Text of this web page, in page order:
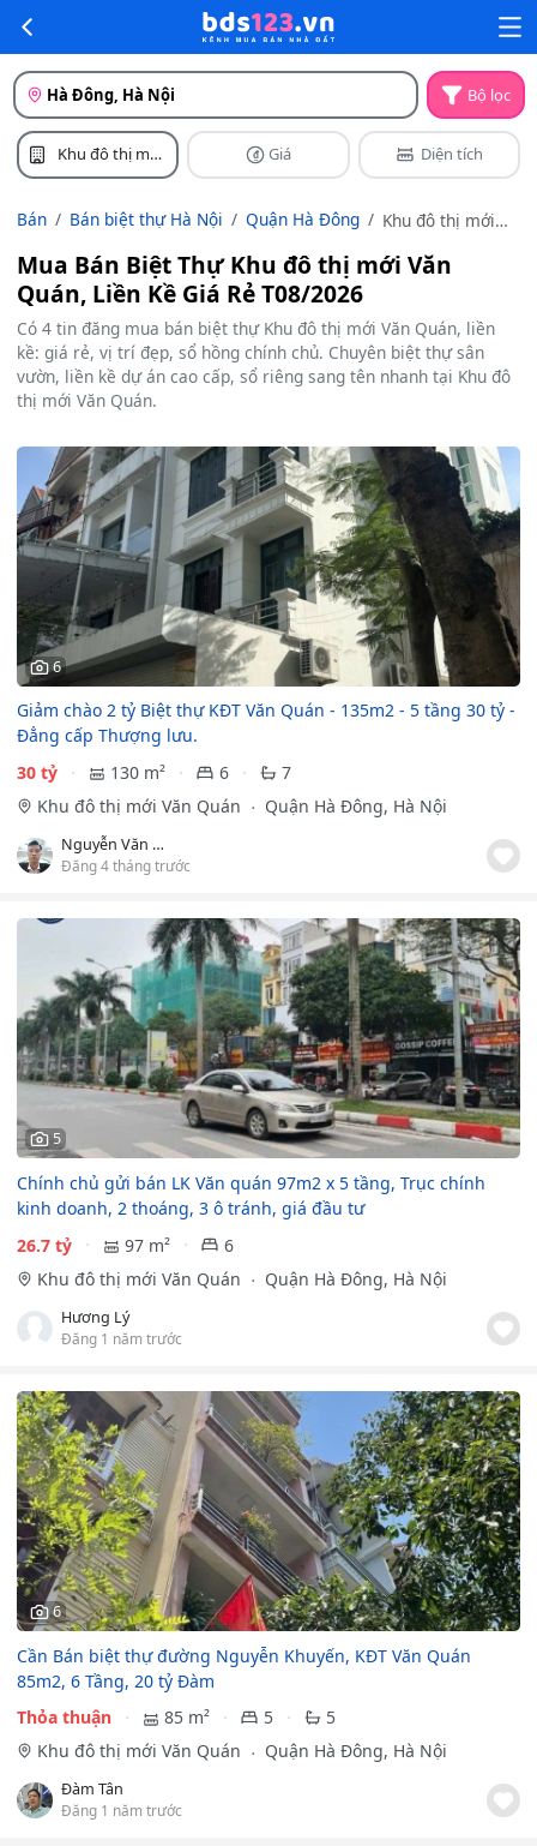
Hà Đông, Hà Nội Bộ lọc
Khu đô thị mới
Văn Quán
Giá Diện tích
Bán Bán biệt thự Hà Nội Quận Hà Đông
Khu đô thị mới
Mua Bán Biệt Thự Khu đô thị mới Văn
Quán, Liền Kề Giá Rẻ T08/2026
Có 4 tin đăng mua bán biệt thự Khu đô thị mới Văn Quán, liền
kề: giá rẻ, vị trí đẹp, sổ hồng chính chủ. Chuyên biệt thự sân
vườn, liền kề dự án cao cấp, sổ riêng sang tên nhanh tại Khu đô
thị mới Văn Quán.
6
Giảm chào 2 tỷ Biệt thự KĐT Văn Quán - 135m2 - 5 tầng 30 tỷ -
Đẳng cấp Thượng lưu.
30 tỷ
130 m² 6
7
Khu đô thị mới Văn Quán
Quận Hà Đông, Hà Nội
Nguyễn Văn Đạo
Đăng 4 tháng trước
5
Chính chủ gửi bán LK Văn quán 97m2 x 5 tầng, Trục chính
kinh doanh, 2 thoáng, 3 ô tránh, giá đầu tư
26.7 tỷ
97 m²
6
Khu đô thị mới Văn Quán
Quận Hà Đông, Hà Nội
Hương Lý
Đăng 1 năm trước
6
Cần Bán biệt thự đường Nguyễn Khuyến, KĐT Văn Quán
85m2, 6 Tầng, 20 tỷ Đàm
Thỏa thuận
85 m² 5
5
Khu đô thị mới Văn Quán
Quận Hà Đông, Hà Nội
Đàm Tân
Đăng 1 năm trước